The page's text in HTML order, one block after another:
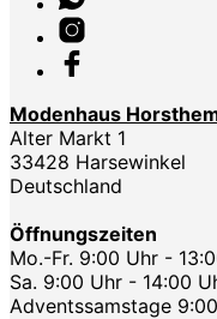
Modenhaus
Alter Markt 1
33428 Harsewinkel
Deutschland
Öffnungszeiten
Mo.-Fr. 9:00 Uhr -
Sa. 9:00 Uhr - 14:00
Adventssamstage